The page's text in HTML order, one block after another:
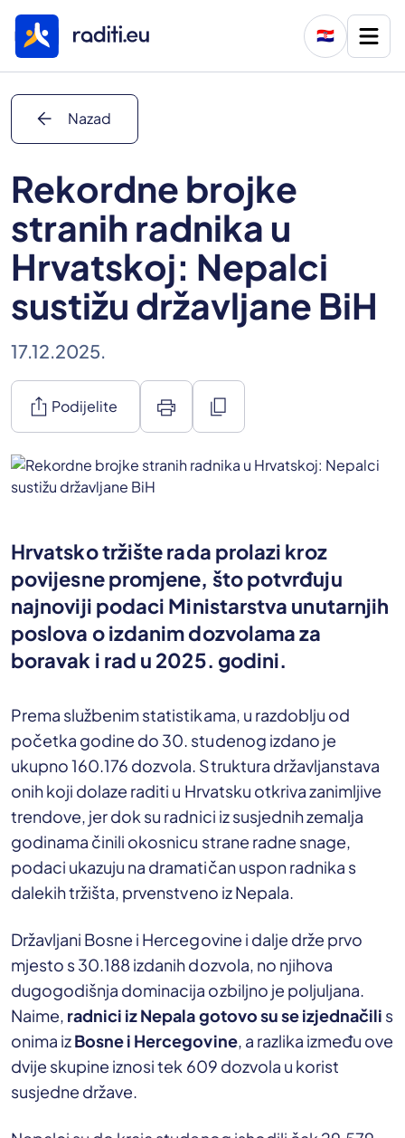
🇭🇷
arrow_back Nazad
Rekordne brojke
stranih radnika u
Hrvatskoj: Nepalci
sustižu državljane BiH
17.12.2025.
ios_share Podijelite print content_copy
Hrvatsko tržište rada prolazi kroz
povijesne promjene, što potvrđuju
najnoviji podaci Ministarstva unutarnjih
poslova o izdanim dozvolama za
boravak i rad u 2025. godini.
Prema službenim statistikama, u razdoblju od
početka godine do 30. studenog izdano je
ukupno 160.176 dozvola. Struktura državljanstava
onih koji dolaze raditi u Hrvatsku otkriva zanimljive
trendove, jer dok su radnici iz susjednih zemalja
godinama činili okosnicu strane radne snage,
podaci ukazuju na dramatičan uspon radnika s
dalekih tržišta, prvenstveno iz Nepala.
Državljani Bosne i Hercegovine i dalje drže prvo
mjesto s 30.188 izdanih dozvola, no njihova
dugogodišnja dominacija ozbiljno je poljuljana.
Naime, radnici iz Nepala gotovo su se izjednačili s
onima izBosne i Hercegovine, a razlika između ove
dvije skupine iznosi tek 609 dozvola u korist
susjedne države.